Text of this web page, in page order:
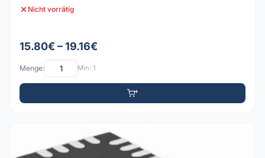
Nicht vorrätig
15.80€ – 19.16€
Menge: Min: 1